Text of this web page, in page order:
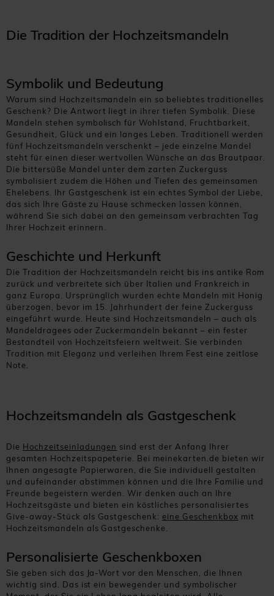
Die Tradition der Hochzeitsmandeln
Symbolik und Bedeutung
Warum sind Hochzeitsmandeln ein so beliebtes traditionelles
Geschenk? Die Antwort liegt in ihrer tiefen Symbolik. Diese
Mandeln stehen symbolisch für Wohlstand, Fruchtbarkeit,
Gesundheit, Glück und ein langes Leben. Traditionell werden
fünf Hochzeitsmandeln verschenkt – jede einzelne Mandel
steht für einen dieser wertvollen Wünsche an das Brautpaar.
Die bittersüße Mandel unter dem zarten Zuckerguss
symbolisiert zudem die Höhen und Tiefen des gemeinsamen
Ehelebens. Ihr Gastgeschenk ist ein echtes Symbol der Liebe,
das sich Ihre Gäste zu Hause schmecken lassen können,
während Sie sich dabei an den gemeinsam verbrachten Tag
Ihrer Hochzeit erinnern.
Geschichte und Herkunft
Die Tradition der Hochzeitsmandeln reicht bis ins antike Rom
zurück und verbreitete sich über Italien und Frankreich in
ganz Europa. Ursprünglich wurden echte Mandeln mit Honig
überzogen, bevor im 15. Jahrhundert der feine Zuckerguss
eingeführt wurde. Heute sind Hochzeitsmandeln – auch als
Mandeldragees oder Zuckermandeln bekannt – ein fester
Bestandteil von Hochzeitsfeiern weltweit. Sie verbinden
Tradition mit Eleganz und verleihen Ihrem Fest eine zeitlose
Note.
Hochzeitsmandeln als Gastgeschenk
Die Hochzeitseinladungen sind erst der Anfang Ihrer
gesamten Hochzeitspapeterie. Bei meinekarten.de bieten wir
Ihnen angesagte Papierwaren, die Sie individuell gestalten
und aufeinander abstimmen können und die Ihre Familie und
Freunde begeistern werden. Wir denken auch an Ihre
Hochzeitsgäste und bieten ein köstliches personalisiertes
Give-away-Stück als Gastgeschenk: eine Geschenkbox mit
Hochzeitsmandeln als Gastgeschenke.
Personalisierte Geschenkboxen
Sie geben sich das Ja-Wort vor den Menschen, die Ihnen
wichtig sind. Das ist ein bewegender und symbolischer